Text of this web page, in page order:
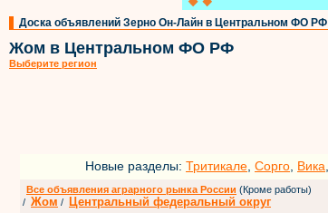
Доска объявлений Зерно Он-Лайн в Центральном ФО РФ
Жом в Центральном ФО РФ
Выберите регион
Новые разделы: Тритикале Сорго Вика
Все объявления аграрного рынка России (Кроме работы)
/ Жом / Центральный федеральный округ